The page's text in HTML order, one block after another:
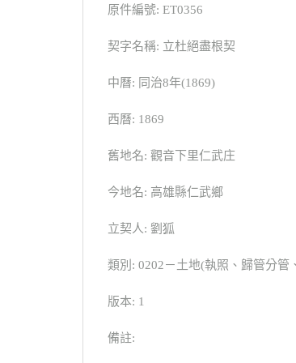
原件編號: ET0356
契字名稱: 立杜絕盡根契
中曆: 同治8年(1869)
西曆: 1869
舊地名: 觀音下里仁武庄
今地名: 高雄縣仁武鄉
立契人: 劉狐
類別: 0202－土地(執照、歸管分
版本: 1
備註: